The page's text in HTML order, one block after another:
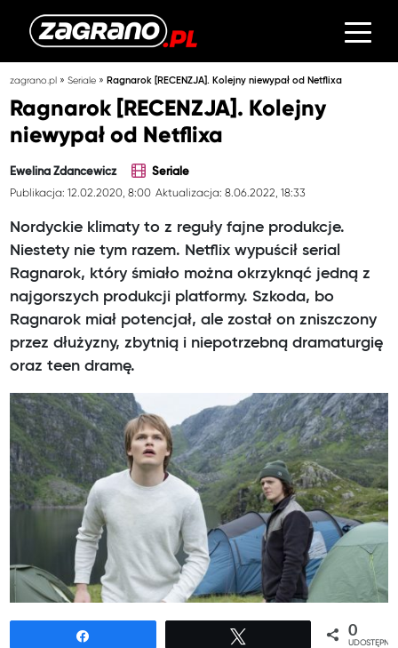
zagrano.pl »Seriale »Ragnarok [RECENZJA]. Kolejny niewypał od Netflixa
Ragnarok [RECENZJA]. Kolejny
niewypał od Netflixa
Ewelina Zdancewicz Seriale
Publikacja: 12.02.2020, 8:00 Aktualizacja: 8.06.2022, 18:33
Nordyckie klimaty to z reguły fajne produkcje.
Niestety nie tym razem. Netflix wypuścił serial
Ragnarok, który śmiało można okrzyknąć jedną z
najgorszych produkcji platformy. Szkoda, bo
Ragnarok miał potencjał, ale został on zniszczony
przez dłużyzny, zbytnią i niepotrzebną dramaturgię
oraz teen dramę.
0